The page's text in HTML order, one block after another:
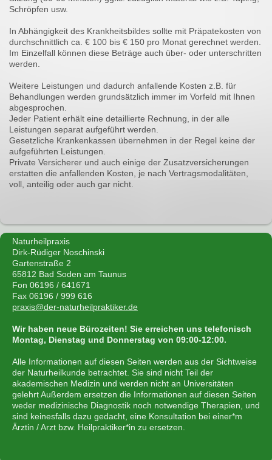
Schröpfen usw.
In Abhängigkeit des Krankheitsbildes sollte mit Präpatekosten von
durchschnittlich ca. € 100 bis € 150 pro Monat gerechnet werden.
Im Einzelfall können diese Beträge auch über- oder unterschritten
werden.
Weitere Leistungen und dadurch anfallende Kosten z.B. für
Behandlungen werden grundsätzlich immer im Vorfeld mit Ihnen
abgesprochen.
Jeder Patient erhält eine detaillierte Rechnung, in der alle
Leistungen separat aufgeführt werden.
Gesetzliche Krankenkassen übernehmen in der Regel keine der
aufgeführten Leistungen.
Private Versicherer und auch einige der Zusatzversicherungen
erstatten die anfallenden Kosten, je nach Vertragsmodalitäten,
voll, anteilig oder auch gar nicht.
Naturheilpraxis
Dirk-Rüdiger Noschinski
Gartenstraße 2
65812 Bad Soden am Taunus
Fon 06196 / 641671
Fax 06196 / 999 616
praxis@der-naturheilpraktiker.de
Wir haben neue Bürozeiten! Sie erreichen uns telefonisch
Montag, Dienstag und Donnerstag von 09:00-12:00.
Alle Informationen auf diesen Seiten werden aus der Sichtweise
der Naturheilkunde betrachtet. Sie sind nicht Teil der
akademischen Medizin und werden nicht an Universitäten
gelehrt Außerdem ersetzen die Informationen auf diesen Seiten
weder medizinische Diagnostik noch notwendige Therapien, und
sind keinesfalls dazu gedacht, eine Konsultation bei einer*m
Ärztin / Arzt bzw. Heilpraktiker*in zu ersetzen.